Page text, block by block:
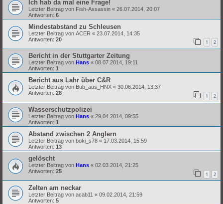
Ich hab da mal eine Frage!
Letzter Beitrag von Fish-Assassin « 26.07.2014, 20:07
Antworten: 6
Mindestabstand zu Schleusen
Letzter Beitrag von ACER « 23.07.2014, 14:35
Antworten: 20 1 2
Bericht in der Stuttgarter Zeitung
Letzter Beitrag von Hans « 08.07.2014, 19:11
Antworten: 1
Bericht aus Lahr über C&R
Letzter Beitrag von Bub_aus_HNX « 30.06.2014, 13:37
Antworten: 28 1 2
Wasserschutzpolizei
Letzter Beitrag von Hans « 29.04.2014, 09:55
Antworten: 1
Abstand zwischen 2 Anglern
Letzter Beitrag von boki_s78 « 17.03.2014, 15:59
Antworten: 13
gelöscht
Letzter Beitrag von Hans « 02.03.2014, 21:25
Antworten: 25 1 2
Zelten am neckar
Letzter Beitrag von acab11 « 09.02.2014, 21:59
Antworten: 5